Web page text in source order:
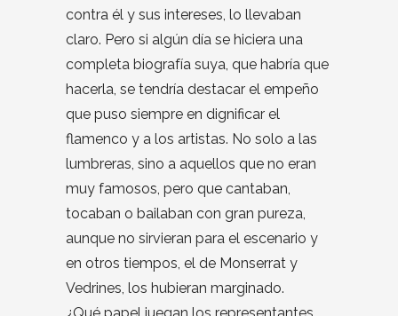
contra él y sus intereses, lo llevaban
claro. Pero si algún día se hiciera una
completa biografía suya, que habría que
hacerla, se tendría destacar el empeño
que puso siempre en dignificar el
flamenco y a los artistas. No solo a las
lumbreras, sino a aquellos que no eran
muy famosos, pero que cantaban,
tocaban o bailaban con gran pureza,
aunque no sirvieran para el escenario y
en otros tiempos, el de Monserrat y
Vedrines, los hubieran marginado.